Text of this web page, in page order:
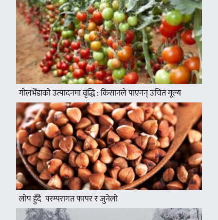
गोलभेँडाको उत्पादनमा वृद्धि : किसानले पाएनन् उचित मूल्य
लोप हुँदै परम्परागत फापर र जुनेलो